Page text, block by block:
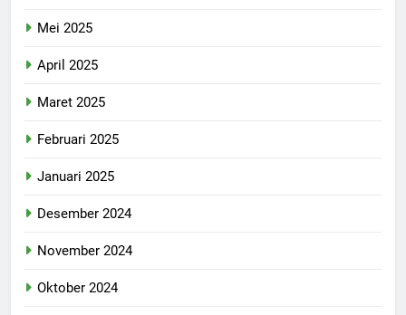
Mei 2025
April 2025
Maret 2025
Februari 2025
Januari 2025
Desember 2024
November 2024
Oktober 2024